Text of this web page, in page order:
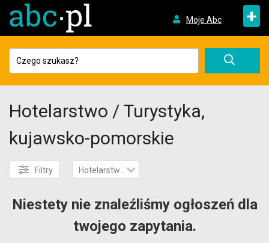
Moje Abc +
Hotelarstwo / Turystyka,
kujawsko-pomorskie
Filtry Hotelarstwo / Turystyka
Niestety nie znaleźliśmy ogłoszeń dla
twojego zapytania.